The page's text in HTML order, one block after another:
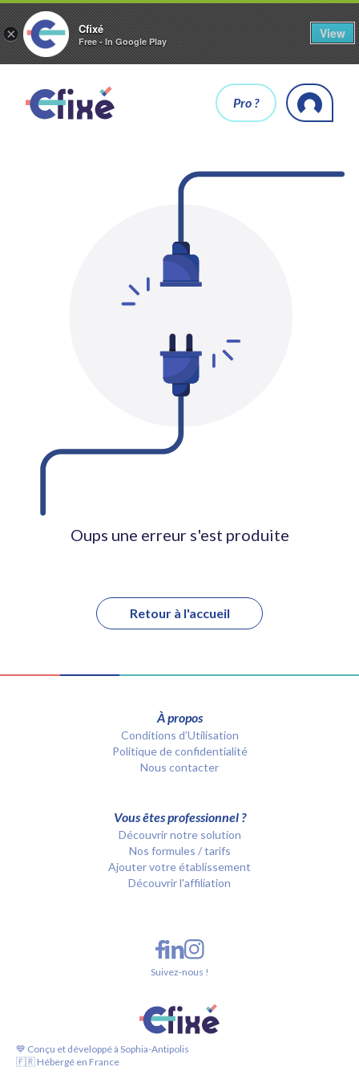
× Cfixé
Free - In Google Play
View
Pro ?
Oups une erreur s'est produite
Retour à l'accueil
À propos
Conditions d’Utilisation
Politique de confidentialité
Nous contacter
Vous êtes professionnel ?
Découvrir notre solution
Nos formules / tarifs
Ajouter votre établissement
Découvrir l'affiliation
💙 Conçu et développé à Sophia-Antipolis
🇫🇷 Hébergé en France
Suivez-nous !